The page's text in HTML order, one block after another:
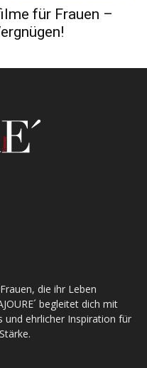
für Frauen –
die ihr Leben
begleitet dich mit
und ehrlicher Inspiration für